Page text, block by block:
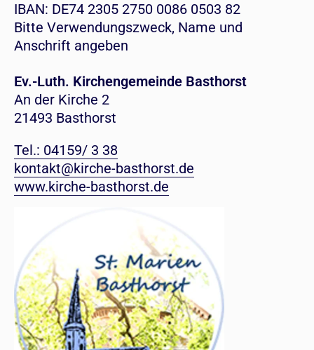
IBAN: DE74 2305 2750 0086 0503 82
Bitte Verwendungszweck, Name und
Anschrift angeben
Ev.-Luth. Kirchengemeinde Basthorst
An der Kirche 2
21493 Basthorst
Tel.: 04159/ 3 38
kontakt@kirche-basthorst.de
www.kirche-basthorst.de